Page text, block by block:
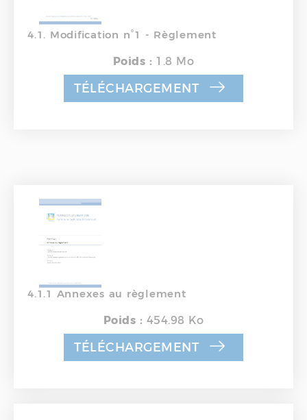
4.1. Modification n°1 - Règlement
Poids : 1.8 Mo
TÉLÉCHARGEMENT
4.1.1 Annexes au règlement
Poids : 454.98 Ko
TÉLÉCHARGEMENT